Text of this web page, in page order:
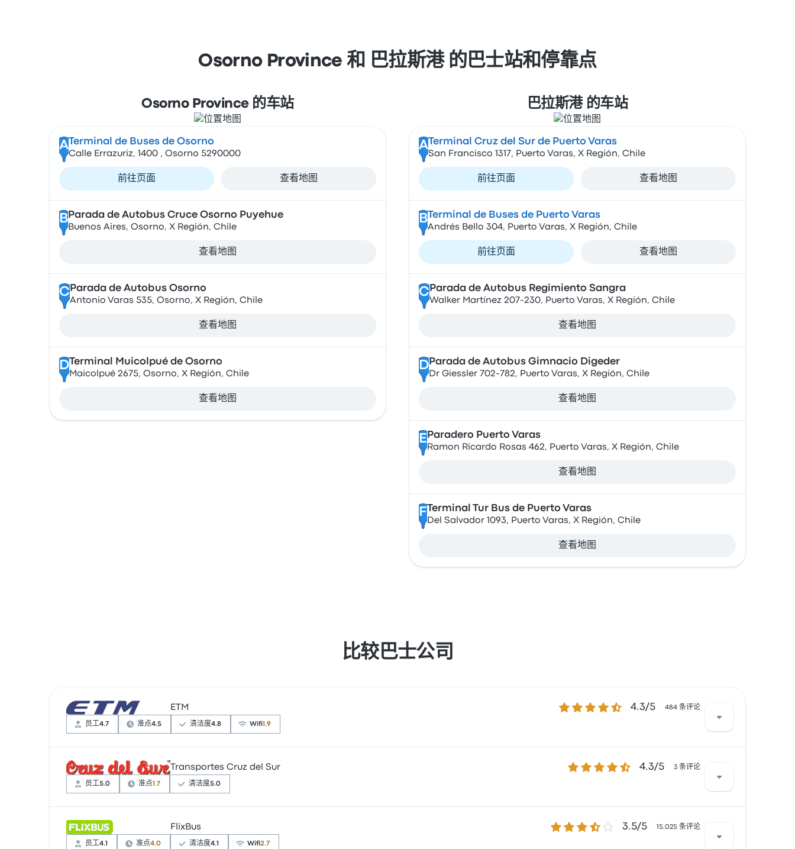
Osorno Province 和 巴拉斯港 的巴士站和停靠点
Osorno Province 的车站
A Terminal de Buses de Osorno
Calle Errazuriz, 1400 , Osorno 5290000
前往页面 查看地图
B Parada de Autobus Cruce Osorno Puyehue
Buenos Aires, Osorno, X Región, Chile
查看地图
CParada de Autobus Osorno
Antonio Varas 535, Osorno, X Región, Chile
查看地图
DTerminal Muicolpué de Osorno
Maicolpué 2675, Osorno, X Región, Chile
查看地图
巴拉斯港 的车站
A Terminal Cruz del Sur de Puerto Varas
San Francisco 1317, Puerto Varas, X Región, Chile
前往页面 查看地图
B Terminal de Buses de Puerto Varas
Andrés Bello 304, Puerto Varas, X Región, Chile
前往页面 查看地图
CParada de Autobus Regimiento Sangra
Walker Martínez 207-230, Puerto Varas, X Región, Chile
查看地图
DParada de Autobus Gimnacio Digeder
Dr Giessler 702-782, Puerto Varas, X Región, Chile
查看地图
E Paradero Puerto Varas
Ramon Ricardo Rosas 462, Puerto Varas, X Región, Chile
查看地图
F Terminal Tur Bus de Puerto Varas
Del Salvador 1093, Puerto Varas, X Región, Chile
查看地图
比较巴士公司
ETM 4.3 / 5 星 4.3/5 484 条评论
员工4.7 准点4.5 清洁度4.8 Wifi1.9
根据 484 条评论，该公司在 Busbud 上被评为 4.3 颗星。旅客对 座位 和 清洁度 特别满意，但对 无线上网 经常有所抱怨。 ETM 在此路线提供的票价为 ¥46 起
Transportes Cruz del Sur 4.3 / 5 星 4.3/5 3 条评论
员工5.0 准点1.7 清洁度5.0
根据 3 条评论，该公司在 Busbud 上被评为 4.3 颗星。旅客对 员工 和 座位 特别满意，但对 及时性 经常有所抱怨。 Transportes Cruz del Sur 在此路线提供的
票价为 ¥42 起
FlixBus 3.5 / 5 星 3.5/5 15,025 条评论
员工4.1 准点4.0 清洁度4.1 Wifi2.7